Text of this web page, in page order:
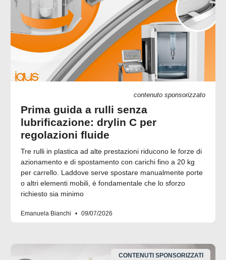
contenuto sponsorizzato
Prima guida a rulli senza
lubrificazione: drylin C per
regolazioni fluide
Tre rulli in plastica ad alte prestazioni riducono le forze di
azionamento e di spostamento con carichi fino a 20 kg
per carrello. Laddove serve spostare manualmente porte
o altri elementi mobili, è fondamentale che lo sforzo
richiesto sia minimo
Emanuela Bianchi 09/07/2026
CONTENUTI SPONSORIZZATI